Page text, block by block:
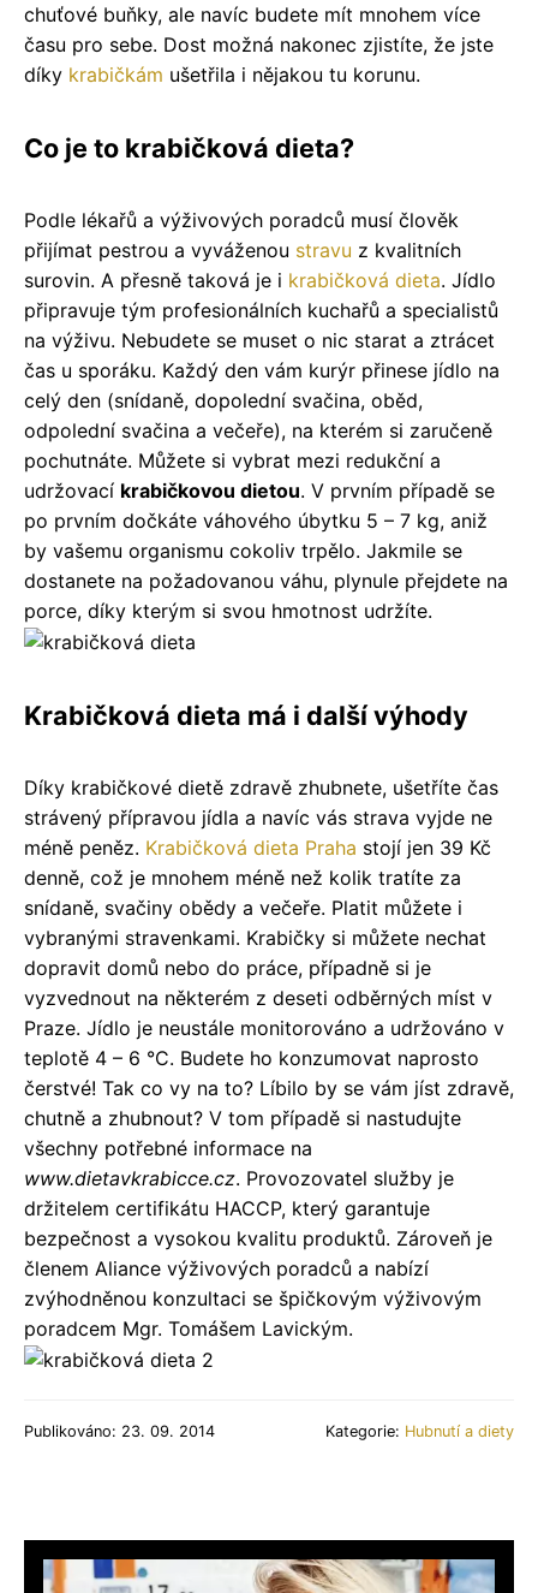
chuťové buňky, ale navíc budete mít mnohem více
času pro sebe. Dost možná nakonec zjistíte, že jste
díky krabičkám ušetřila i nějakou tu korunu.
Co je to krabičková dieta?
Podle lékařů a výživových poradců musí člověk
přijímat pestrou a vyváženou stravu z kvalitních
surovin. A přesně taková je i krabičková dieta. Jídlo
připravuje tým profesionálních kuchařů a specialistů
na výživu. Nebudete se muset o nic starat a ztrácet
čas u sporáku. Každý den vám kurýr přinese jídlo na
celý den (snídaně, dopolední svačina, oběd,
odpolední svačina a večeře), na kterém si zaručeně
pochutnáte. Můžete si vybrat mezi redukční a
udržovací krabičkovou dietou. V prvním případě se
po prvním dočkáte váhového úbytku 5 – 7 kg, aniž
by vašemu organismu cokoliv trpělo. Jakmile se
dostanete na požadovanou váhu, plynule přejdete na
porce, díky kterým si svou hmotnost udržíte.
Krabičková dieta má i další výhody
Díky krabičkové dietě zdravě zhubnete, ušetříte čas
strávený přípravou jídla a navíc vás strava vyjde ne
méně peněz. Krabičková dieta Praha stojí jen 39 Kč
denně, což je mnohem méně než kolik tratíte za
snídaně, svačiny obědy a večeře. Platit můžete i
vybranými stravenkami. Krabičky si můžete nechat
dopravit domů nebo do práce, případně si je
vyzvednout na některém z deseti odběrných míst v
Praze. Jídlo je neustále monitorováno a udržováno v
teplotě 4 – 6 °C. Budete ho konzumovat naprosto
čerstvé! Tak co vy na to? Líbilo by se vám jíst zdravě,
chutně a zhubnout? V tom případě si nastudujte
všechny potřebné informace na
www.dietavkrabicce.cz. Provozovatel služby je
držitelem certifikátu HACCP, který garantuje
bezpečnost a vysokou kvalitu produktů. Zároveň je
členem Aliance výživových poradců a nabízí
zvýhodněnou konzultaci se špičkovým výživovým
poradcem Mgr. Tomášem Lavickým.
Publikováno: 23. 09. 2014 Kategorie: Hubnutí a diety